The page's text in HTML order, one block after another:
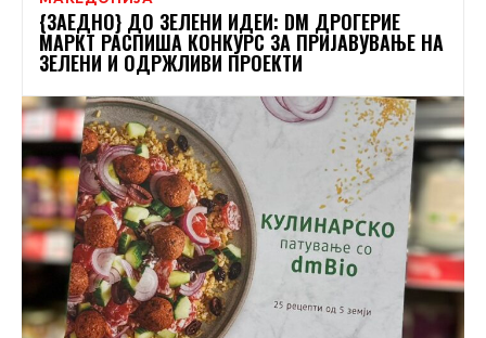
{ЗАЕДНО} ДО ЗЕЛЕНИ ИДЕИ: DM ДРОГЕРИЕ
МАРКТ РАСПИША КОНКУРС ЗА ПРИЈАВУВАЊЕ НА
ЗЕЛЕНИ И ОДРЖЛИВИ ПРОЕКТИ